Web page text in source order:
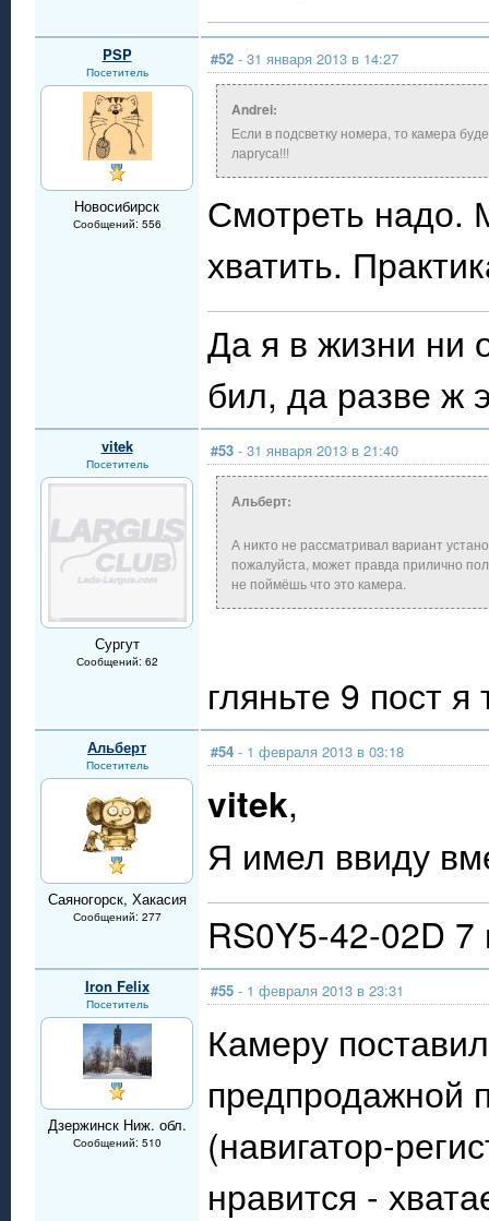
PSP
Посетитель
Новосибирск
Сообщений: 556
#52 - 31 января 2013 в 14:27
Andrei:
Если в подсветку номера, то камера
ларгуса!!!
Смотреть надо.
хватить.
Да я в жизни ни
бил, да разве ж
vitek
Посетитель
Сургут
Сообщений: 62
#53 - 31 января 2013 в 21:40
Альберт:
А никто не рассматривал вариант
пожалуйста, может правда прилично
не поймёшь что это камера.
гляньте 9 пост
Альберт
Посетитель
Саяногорск, Хакасия
Сообщений: 277
#54 - 1 февраля 2013 в 03:18
vitek,
Я имел ввиду
RS0Y5-42-02D
Iron Felix
Посетитель
Дзержинск Ниж. обл.
Сообщений: 510
#55 - 1 февраля 2013 в 23:31
Камеру
предпродажной
(навигатор-
нравится -